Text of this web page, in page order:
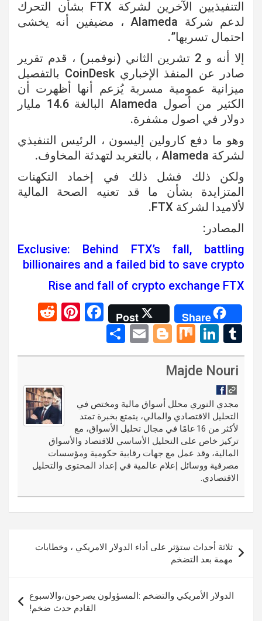
التنفيذيين الآخرين لشركة FTX بشأن التحرك
لدعم شركة Alameda ، مضيفين أنه يخشى
احتمال تسربها”.
إلا أنه و 2 تشرين الثاني (نوفمبر) ، قدم تقرير
صادر عن المنفذ الإخباري CoinDesk بالتفصيل
ميزانية عمومية مسربة يُزعم أنها أظهرت أن
الكثير من أصول Alameda البالغة 14.6 مليار
دولار في اصول مشفرة.
وهو ما دفع كارولين إليسون ، الرئيس التنفيذي
لشركة Alameda ، بالتغريد لتهدئة المخاوف.
ولكن ذلك فشل ذلك في إخماد التكهنات
المتزايدة بشأن ما قد تعنيه الصحة المالية
لألاميدا لشركة FTX.
المصادر:
Exclusive: Behind FTX’s fall, battling
billionaires and a failed bid to save crypto
Rise and fall of crypto exchange FTX
Share
Post
F
ce
o
k
Pi
er
t
d
t
T
u
m
bl
r
Li
n
ke
n
M
ix
Bl
o
er
E
m
h
Majde Nouri
مجدي النوري محلل أسواق مالية ومختص في
التحليل الاقتصادي والمالي، يتمتع بخبرة تمتد
لأكثر من 16 عامًا في مجال تحليل الأسواق، مع
تركيز خاص على التحليل الأساسي للاقتصاد والأسواق
المالية، وقد عمل مع جهات رقابية حكومية ومؤسسات
مصرفية ووسائل إعلام عالمية في إعداد المحتوى والتحليل
الاقتصادي.
المقالات
ثلاثة أحداث ستؤثر على أداء الدولار الامريكي ، وخطابات
مهمة بعد التضخم
الدولار الأمريكي والتضخم :المسؤولون يصرحون،والاسبوع
القادم حدث ضخم!